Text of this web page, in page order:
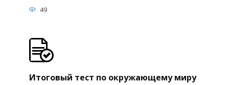
49
Итоговый тест по окружающему миру